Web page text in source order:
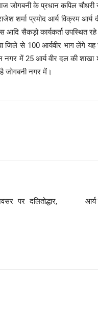
जोगबनी के प्रधान कपिल चौधरी
शर्मा प्रमोद आर्य विक्रम
आदि सैकड़ो कार्यकर्ता उपस्थित
जिले से 100 आर्यवीर भाग लेंगे
में 25 आर्य वीर दल की शाखा
है जोगबनी नगर में।
पर दलितोद्धार,
आर्य